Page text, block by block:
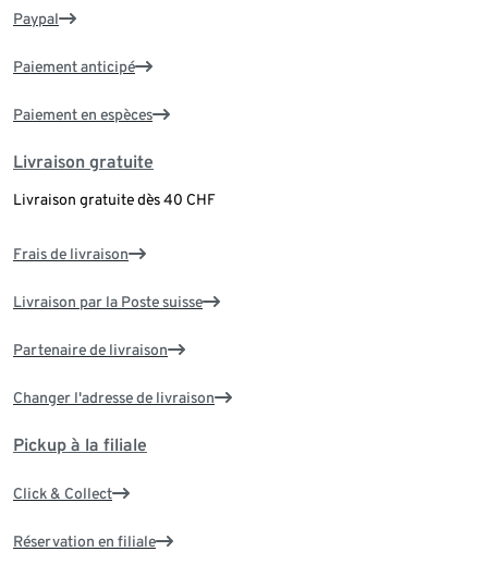
Paypal
Paiement anticipé
Paiement en espèces
Livraison gratuite
Livraison gratuite dès 40 CHF
Frais de livraison
Livraison par la Poste suisse
Partenaire de livraison
Changer l'adresse de livraison
Pickup à la filiale
Click & Collect
Réservation en filiale